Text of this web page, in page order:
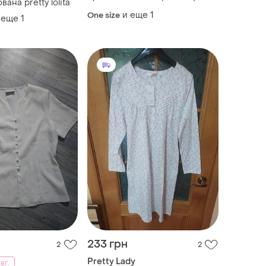
pretty lolita
1 One size и еще 1
2
233 грн 2
Pretty Lady